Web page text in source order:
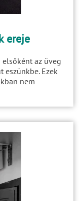
ereje
az üveg
eszünkbe. Ezek
nem